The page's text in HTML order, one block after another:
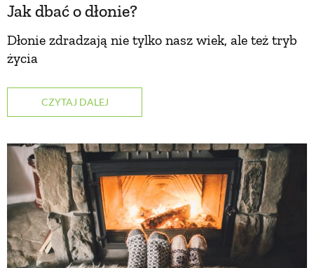
Jak dbać o dłonie?
Dłonie zdradzają nie tylko nasz wiek, ale też tryb
życia
CZYTAJ DALEJ
PORADY
PROJEKTOWANIE OGRODU
NATURALNIE
URODA
NATURALNA APTECZKA